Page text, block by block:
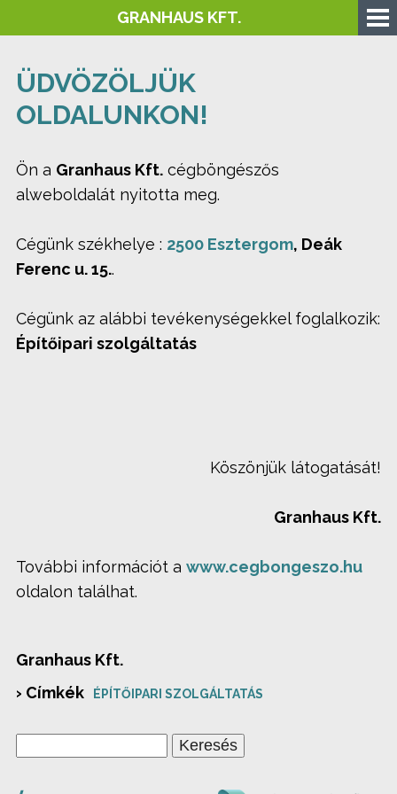
GRANHAUS KFT.
ÜDVÖZÖLJÜK
OLDALUNKON!
Ön a Granhaus Kft. cégböngészős
alweboldalát nyitotta meg.
Cégünk székhelye : 2500 Esztergom, Deák
Ferenc u. 15..
Cégünk az alábbi tevékenységekkel foglalkozik:
Építőipari szolgáltatás
Köszönjük látogatását!
Granhaus Kft.
További információt a www.cegbongeszo.hu
oldalon találhat.
Granhaus Kft.
› Címkék
ÉPÍTŐIPARI SZOLGÁLTATÁS